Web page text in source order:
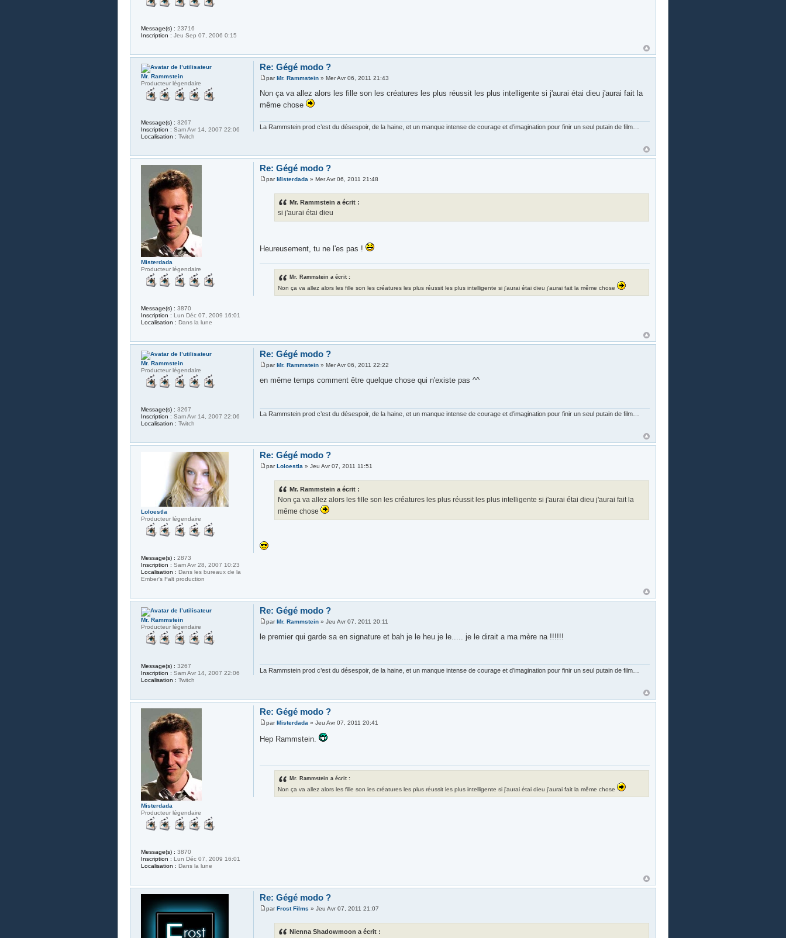
Message(s) : 23716
Inscription : Jeu Sep 07, 2006 0:15
Re: Gégé modo ?
par Mr. Rammstein» Mer Avr 06, 2011 21:43
Non ça va allez alors les fille son les créatures les plus réussit les plus intelligente si j'aurai étai dieu j'aurai fait la
même chose
La Rammstein prod c’est du désespoir, de la haine, et un manque intense de courage et d’imagination pour finir un seul putain de film…
Mr. Rammstein
Producteur légendaire
Message(s) : 3267
Inscription : Sam Avr 14, 2007 22:06
Localisation : Twitch
Re: Gégé modo ?
par Misterdada» Mer Avr 06, 2011 21:48
Mr. Rammstein a écrit :
si j'aurai étai dieu
Heureusement, tu ne l'es pas !
Mr. Rammstein a écrit :
Non ça va allez alors les fille son les créatures les plus réussit les plus intelligente si j'aurai étai dieu j'aurai fait la même chose
Misterdada
Producteur légendaire
Message(s) : 3870
Inscription : Lun Déc 07, 2009 16:01
Localisation : Dans la lune
Re: Gégé modo ?
par Mr. Rammstein» Mer Avr 06, 2011 22:22
en même temps comment être quelque chose qui n'existe pas ^^
La Rammstein prod c’est du désespoir, de la haine, et un manque intense de courage et d’imagination pour finir un seul putain de film…
Mr. Rammstein
Producteur légendaire
Message(s) : 3267
Inscription : Sam Avr 14, 2007 22:06
Localisation : Twitch
Re: Gégé modo ?
par Loloestla» Jeu Avr 07, 2011 11:51
Mr. Rammstein a écrit :
Non ça va allez alors les fille son les créatures les plus réussit les plus intelligente si j'aurai étai dieu j'aurai fait la
même chose
Loloestla
Producteur légendaire
Message(s) : 2873
Inscription : Sam Avr 28, 2007 10:23
Localisation : Dans les bureaux de la
Ember's Falt production
Re: Gégé modo ?
par Mr. Rammstein» Jeu Avr 07, 2011 20:11
le premier qui garde sa en signature et bah je le heu je le..... je le dirait a ma mère na !!!!!!
La Rammstein prod c’est du désespoir, de la haine, et un manque intense de courage et d’imagination pour finir un seul putain de film…
Mr. Rammstein
Producteur légendaire
Message(s) : 3267
Inscription : Sam Avr 14, 2007 22:06
Localisation : Twitch
Re: Gégé modo ?
par Misterdada» Jeu Avr 07, 2011 20:41
Hep Rammstein.
Mr. Rammstein a écrit :
Non ça va allez alors les fille son les créatures les plus réussit les plus intelligente si j'aurai étai dieu j'aurai fait la même chose
Misterdada
Producteur légendaire
Message(s) : 3870
Inscription : Lun Déc 07, 2009 16:01
Localisation : Dans la lune
Re: Gégé modo ?
par Frost Films » Jeu Avr 07, 2011 21:07
Nienna Shadowmoon a écrit :